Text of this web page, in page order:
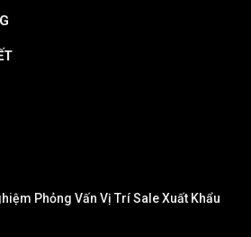
Phỏng Vấn Vị Trí Sale Xuất Khẩu